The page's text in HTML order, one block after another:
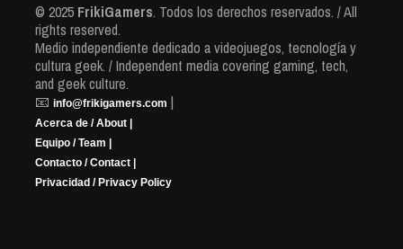
© 2025 FrikiGamers. Todos los derechos reservados. / All
rights reserved.
Medio independiente dedicado a videojuegos, tecnología y
cultura geek. / Independent media covering gaming, tech,
and geek culture.
📧 info@frikigamers.com |
Acerca de / About |
Equipo / Team |
Contacto / Contact |
Privacidad / Privacy Policy